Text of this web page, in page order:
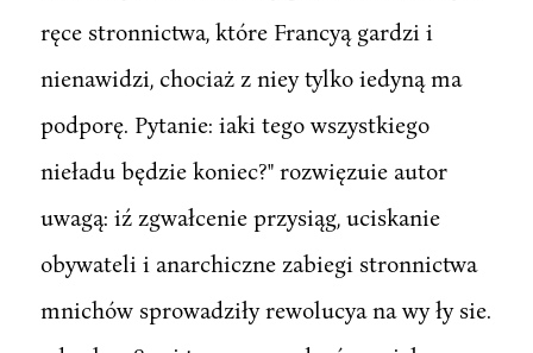
ręce stronnictwa, które Francyą gardzi i
nienawidzi, chociaż z niey tylko iedyną ma
podporę. Pytanie: iaki tego wszystkiego
nieładu będzie koniec?" rozwięzuie autor
uwagą: iź zgwałcenie przysiąg, uciskanie
obywateli i anarchiczne zabiegi stronnictwa
mnichów sprowadziły rewolucya na wy ły sie.